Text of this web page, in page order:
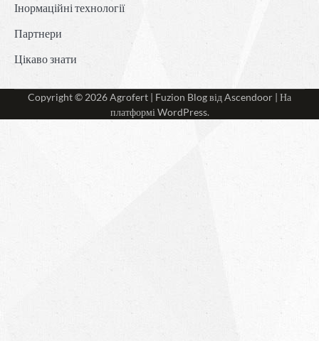
Інормаційні технології
Партнери
Цікаво знати
Copyright © 2026Agrofert | Fuzion Blog відAscendoor | На
платформі WordPress.